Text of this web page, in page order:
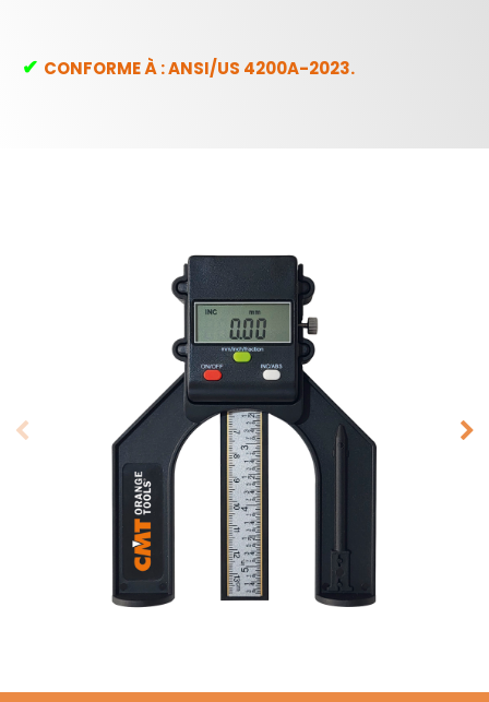
✔︎ CONFORME À : ANSI/US 4200A-2023.